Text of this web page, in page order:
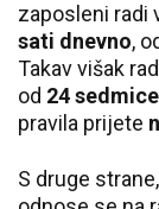
zaposleni radi
sati dnevno,
Takav višak
od 24 sedmice
pravila prijete
S druge strane,